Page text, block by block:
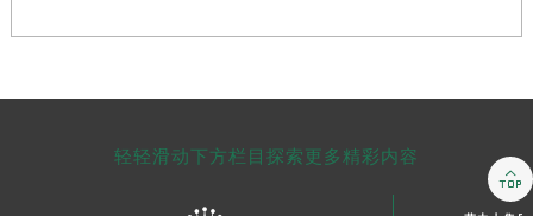
轻轻滑动下方栏目探索更多精彩内容
